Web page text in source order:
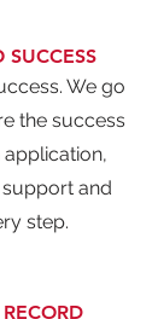
We go
the success
and
step.